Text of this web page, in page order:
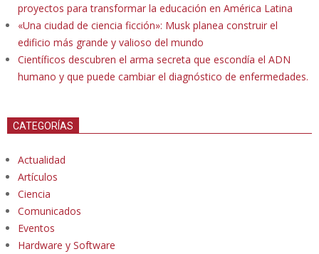
proyectos para transformar la educación en América Latina
«Una ciudad de ciencia ficción»: Musk planea construir el
edificio más grande y valioso del mundo
Científicos descubren el arma secreta que escondía el ADN
humano y que puede cambiar el diagnóstico de enfermedades.
CATEGORÍAS
Actualidad
Artículos
Ciencia
Comunicados
Eventos
Hardware y Software